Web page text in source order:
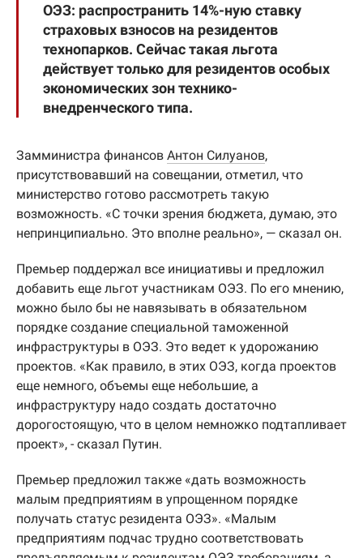
ОЭЗ: распространить 14%-ную ставку
страховых взносов на резидентов
технопарков. Сейчас такая льгота
действует только для резидентов особых
экономических зон технико-
внедренческого типа.
Замминистра финансов Антон Силуанов,
присутствовавший на совещании, отметил, что
министерство готово рассмотреть такую
возможность. «С точки зрения бюджета, думаю, это
непринципиально. Это вполне реально», — сказал он.
Премьер поддержал все инициативы и предложил
добавить еще льгот участникам ОЭЗ. По его мнению,
можно было бы не навязывать в обязательном
порядке создание специальной таможенной
инфраструктуры в ОЭЗ. Это ведет к удорожанию
проектов. «Как правило, в этих ОЭЗ, когда проектов
еще немного, объемы еще небольшие, а
инфраструктуру надо создать достаточно
дорогостоящую, что в целом немножко подтапливает
проект», - сказал Путин.
Премьер предложил также «дать возможность
малым предприятиям в упрощенном порядке
получать статус резидента ОЭЗ». «Малым
предприятиям подчас трудно соответствовать